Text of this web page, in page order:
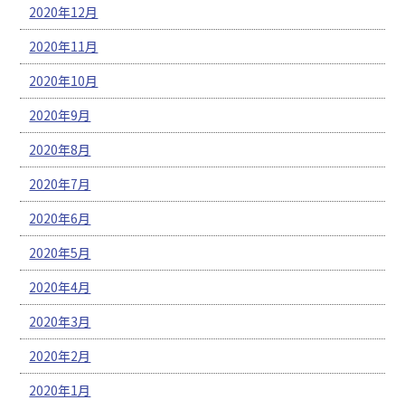
2020年12月
2020年11月
2020年10月
2020年9月
2020年8月
2020年7月
2020年6月
2020年5月
2020年4月
2020年3月
2020年2月
2020年1月